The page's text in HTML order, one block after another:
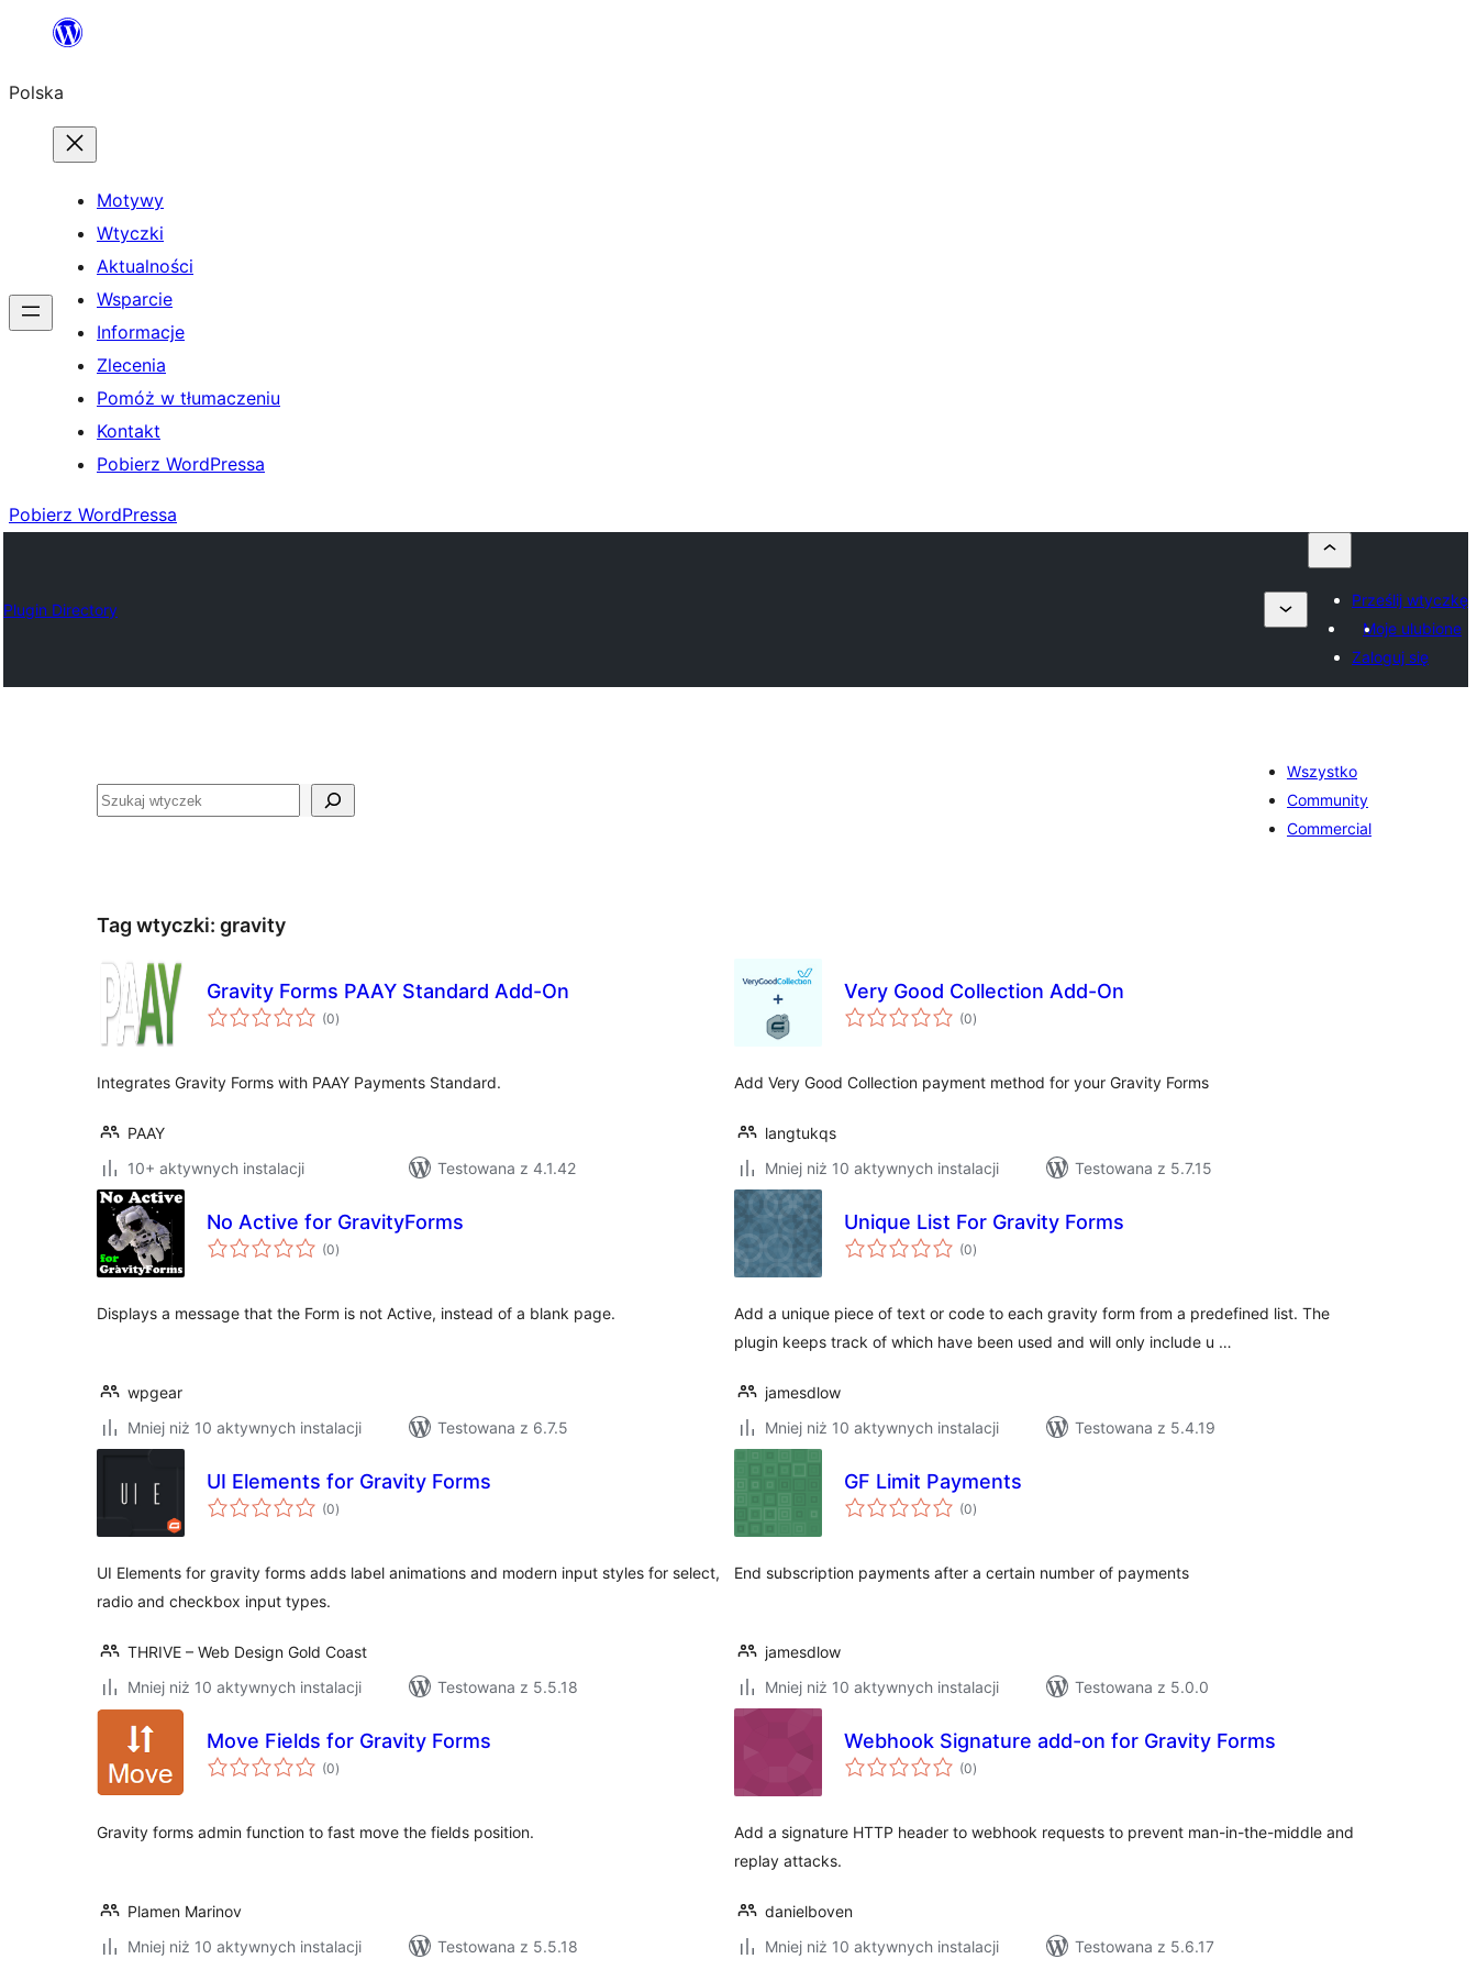
Przejdź
treści
Polska
Motywy
Wtyczki
Aktualności
Wsparcie
Informacje
Zlecenia
Pomóż w tłumaczeniu
Kontakt
Pobierz WordPressa
Pobierz WordPressa
Plugin Directory
Prześlij wtyczkę
Moje ulubione
Zaloguj się
Szukaj
Wszystko
Community
Commercial
Tag wtyczki: gravity
Gravity Forms PAAY Standard Add-On
(0wszystkich
ocen
)
Integrates Gravity Forms with PAAY Payments Standard.
PAAY
10+ aktywnych instalacji
Testowana z 4.1.42
Very Good Collection Add-On
(0wszystkich
ocen
)
Add Very Good Collection payment method for your Gravity Forms
langtukqs
Mniej niż 10 aktywnych instalacji
Testowana z 5.7.15
No Active for GravityForms
(0wszystkich
ocen
)
Displays a message that the Form is not Active, instead of a blank page.
wpgear
Mniej niż 10 aktywnych instalacji
Testowana z 6.7.5
Unique List For Gravity Forms
(0wszystkich
ocen
)
Add a unique piece of text or code to each gravity form from a predefined list. The
plugin keeps track of which have been used and will only include u …
jamesdlow
Mniej niż 10 aktywnych instalacji
Testowana z 5.4.19
UI Elements for Gravity Forms
(0wszystkich
ocen
)
UI Elements for gravity forms adds label animations and modern input styles for select,
radio and checkbox input types.
THRIVE – Web Design Gold Coast
Mniej niż 10 aktywnych instalacji
Testowana z 5.5.18
GF Limit Payments
(0wszystkich
ocen
)
End subscription payments after a certain number of payments
jamesdlow
Mniej niż 10 aktywnych instalacji
Testowana z 5.0.0
Move Fields for Gravity Forms
(0wszystkich
ocen
)
Gravity forms admin function to fast move the fields position.
Plamen Marinov
Mniej niż 10 aktywnych instalacji
Testowana z 5.5.18
Webhook Signature add-on for Gravity Forms
(0wszystkich
ocen
)
Add a signature HTTP header to webhook requests to prevent man-in-the-middle and
replay attacks.
danielboven
Mniej niż 10 aktywnych instalacji
Testowana z 5.6.17